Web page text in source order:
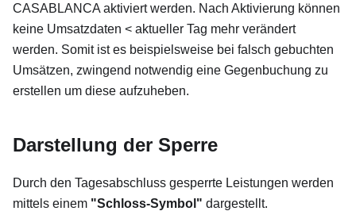
CASABLANCA aktiviert werden. Nach Aktivierung können
keine Umsatzdaten < aktueller Tag mehr verändert
werden. Somit ist es beispielsweise bei falsch gebuchten
Umsätzen, zwingend notwendig eine Gegenbuchung zu
erstellen um diese aufzuheben.
Darstellung der Sperre
Durch den Tagesabschluss gesperrte Leistungen werden
mittels einem "Schloss-Symbol" dargestellt.